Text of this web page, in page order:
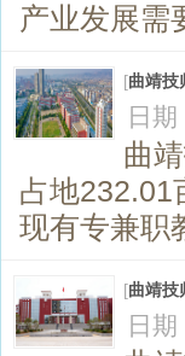
产业发展需
[曲靖技
日期
曲
占地232.01
现有专兼职
[曲靖技
日期